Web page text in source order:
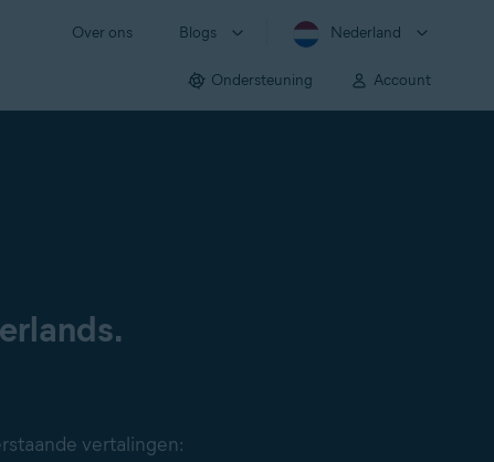
Over ons Blogs Nederland
Ondersteuning Account
vertalingen: